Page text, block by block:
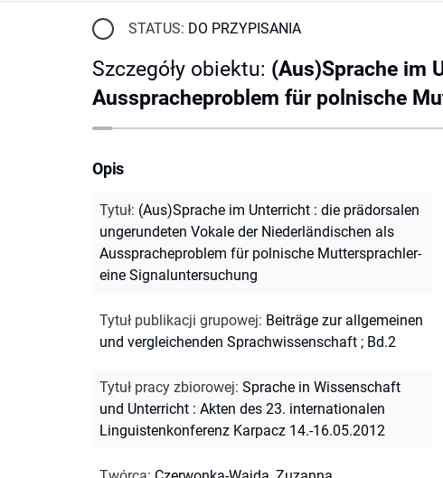
STATUS: DO PRZYPISANIA
Szczegóły obiektu: (Aus)Sprache im
Ausspracheproblem für polnische
Opis
Tytuł: (Aus)Sprache im Unterricht : die prädorsalen
ungerundeten Vokale der Niederländischen als
Ausspracheproblem für polnische Muttersprachler-
eine Signaluntersuchung
Tytuł publikacji grupowej: Beiträge zur allgemeinen
und vergleichenden Sprachwissenschaft ; Bd.2
Tytuł pracy zbiorowej: Sprache in Wissenschaft
und Unterricht : Akten des 23. internationalen
Linguistenkonferenz Karpacz 14.-16.05.2012